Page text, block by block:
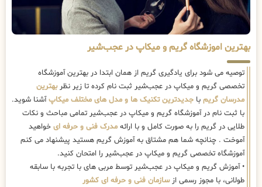
بهترین اموزشگاه گریم و میکاپ در عجب‌شیر
توصیه می شود برای یادگیری گریم از همان ابتدا در بهترین آموزشگاه
تخصصی گریم و میکاپ در عجب‌شیر ثبت نام کرده تا زیر نظربهترین
مدرسان گریم با جدیدترین تکنیک ها و مدل های مختلف میکاپآشنا شوید.
با ثبت نام در آموزشگاه گریم و میکاپ در عجب‌شیر تمامی مباحث و نکات
طلایی در گریم را به صورت کامل و با ارائه مدرک فنی و حرفه ای خواهید
آموخت . چنانچه شما هم مشتاق به آموزش گریم هستید پیشنهاد می کنم
آموزشگاه تخصصی گریم و میکاپ در عجب‌شیر را امتحان کنید.
• آموزش گریم و میکاپ در عجب‌شیر توسط مربی های با تجربه با سابقه
طولانی، با مجوز رسمی ازسازمان فنی و حرفه ای کشور